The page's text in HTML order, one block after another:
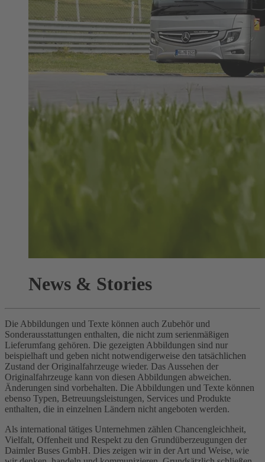
News & Stories
Die Abbildungen und Texte können auch Zubehör und
Sonderausstattungen enthalten, die nicht zum serienmäßigen
Lieferumfang gehören. Die gezeigten Abbildungen sind nur
beispielhaft und geben nicht notwendigerweise den tatsächlichen
Zustand der Originalfahrzeuge wieder. Das Aussehen der
Originalfahrzeuge kann von diesen Abbildungen abweichen.
Änderungen sind vorbehalten. Die Abbildungen und Texte können
ebenso Typen, Betreuungsleistungen, Services und Produkte
enthalten, die in einzelnen Ländern nicht angeboten werden.
Als international tätiges Unternehmen zählen Chancengleichheit,
Vielfalt, Offenheit und Respekt zu den Grundüberzeugungen der
Daimler Buses GmbH. Dies zeigen wir in der Art und Weise, wie